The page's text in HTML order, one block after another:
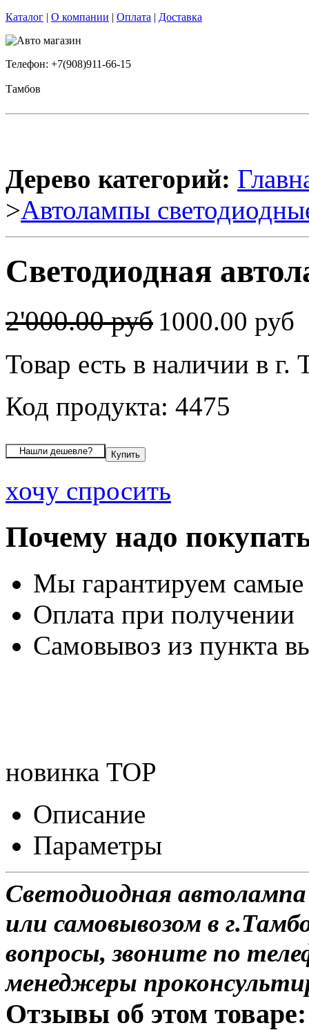
Каталог | О компании | Оплата | Доставка
Телефон: +7(908)911-66-15
Тамбов
Дерево категорий:
>Автолампы
Светодиодная
2'000.00 руб 1000.00 руб
Товар есть в наличии в г.
Код продукта: 4475
хочу спросить
Почему надо
Мы гарантируем
Оплата при получении
Самовывоз из пункта
новинка TOP
Описание
Параметры
Светодиодная
или самовывозом в
вопросы, звоните по
менеджеры
Отзывы об этом товаре: